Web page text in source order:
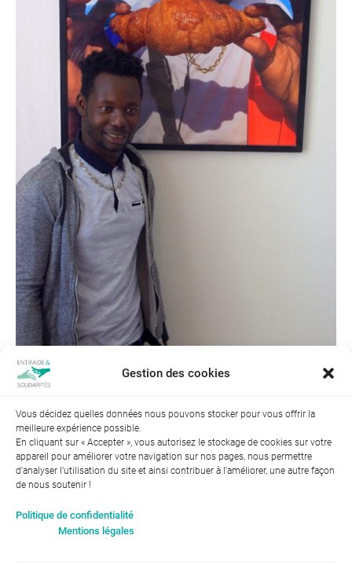
Gestion des cookies
Vous décidez quelles données nous pouvons stocker pour vous offrir la
meilleure expérience possible.
En cliquant sur « Accepter », vous autorisez le stockage de cookies sur votre
appareil pour améliorer votre navigation sur nos pages, nous permettre
d'analyser l’utilisation du site et ainsi contribuer à l'améliorer, une autre façon
de nous soutenir !
Politique de confidentialité
Mentions légales
femmes : 94